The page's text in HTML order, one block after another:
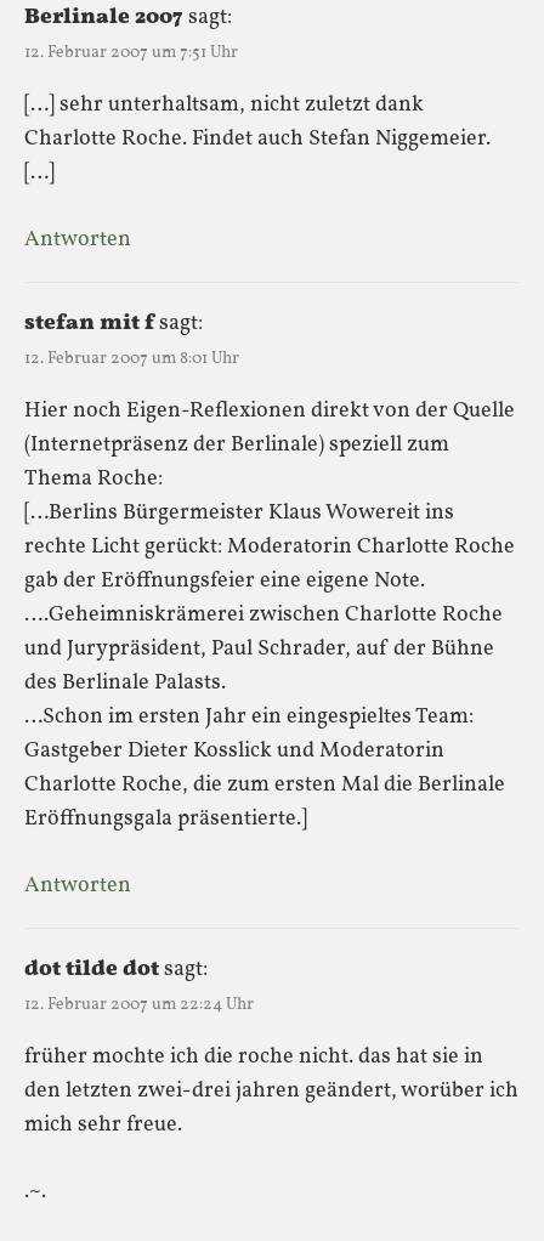
Berlinale 2007 sagt:
12. Februar 2007 um 7:51 Uhr
[…] sehr unterhaltsam, nicht zuletzt dank
Charlotte Roche. Findet auch Stefan Niggemeier.
[…]
Antworten
stefan mit fsagt:
12. Februar 2007 um 8:01 Uhr
Hier noch Eigen-Reflexionen direkt von der Quelle
(Internetpräsenz der Berlinale) speziell zum
Thema Roche:
[…Berlins Bürgermeister Klaus Wowereit ins
rechte Licht gerückt: Moderatorin Charlotte Roche
gab der Eröffnungsfeier eine eigene Note.
….Geheimniskrämerei zwischen Charlotte Roche
und Jurypräsident, Paul Schrader, auf der Bühne
des Berlinale Palasts.
…Schon im ersten Jahr ein eingespieltes Team:
Gastgeber Dieter Kosslick und Moderatorin
Charlotte Roche, die zum ersten Mal die Berlinale
Eröffnungsgala präsentierte.]
Antworten
dot tilde dotsagt:
12. Februar 2007 um 22:24 Uhr
früher mochte ich die roche nicht. das hat sie in
den letzten zwei-drei jahren geändert, worüber ich
mich sehr freue.
.~.